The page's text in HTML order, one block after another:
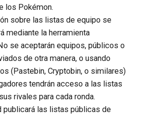
los Pokémon.
sobre las listas de equipo se
mediante la herramienta
se aceptarán equipos, públicos o
de otra manera, o usando
(Pastebin, Cryptobin, o similares)
tendrán acceso a las listas
rivales para cada ronda.
publicará las listas públicas de